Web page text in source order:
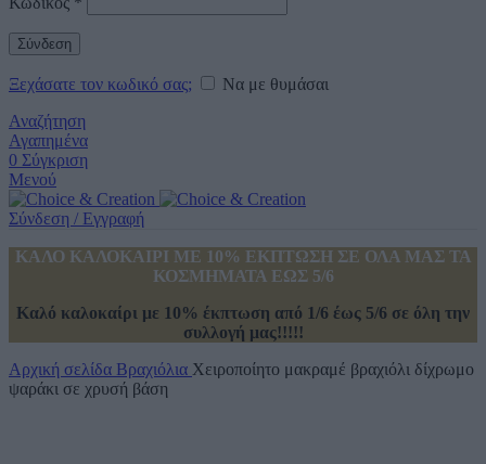
Σύνδεση
Ξεχάσατε τον κωδικό σας;
Να με θυμάσαι
Αναζήτηση
Αγαπημένα
0 Σύγκριση
Μενού
Σύνδεση / Εγγραφή
ΚΑΛΟ ΚΑΛΟΚΑΙΡΙ ΜΕ 10% ΕΚΠΤΩΣΗ ΣΕ ΟΛΑ ΜΑΣ ΤΑ
ΚΟΣΜΗΜΑΤΑ ΕΩΣ 5/6
Καλό καλοκαίρι με 10% έκπτωση από 1/6 έως 5/6 σε όλη την
συλλογή μας!!!!!
Αρχική σελίδα Βραχιόλια Χειροποίητο μακραμέ βραχιόλι δίχρωμο
ψαράκι σε χρυσή βάση